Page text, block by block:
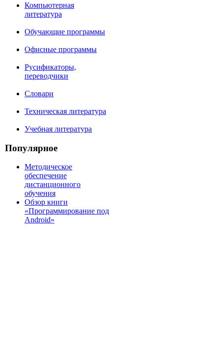
Компьютерная
литература
Обучающие программы
Офисные программы
Русификаторы,
переводчики
Словари
Техническая литература
Учебная литература
Популярное
Методическое
обеспечение
дистанционного
обучения
Обзор книги
«Программирование под
Android»